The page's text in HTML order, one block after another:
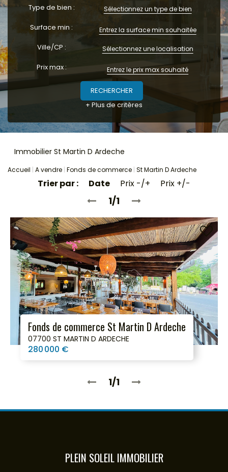
Locaux commerciaux
L'agence
Type de bien : Sélectionnez un type de bien
Surface min :
Ville/CP : Sélectionnez une localisation
Prix max :
+ Plus de critères
Immobilier St Martin D Ardeche
Accueil A vendre Fonds de commerce St Martin D Ardeche
Trier par : Date Prix -/+ Prix +/-
1/1
Fonds de commerce St Martin D Ardeche
07700 ST MARTIN D ARDECHE
280 000 €
1/1
PLEIN SOLEIL IMMOBILIER